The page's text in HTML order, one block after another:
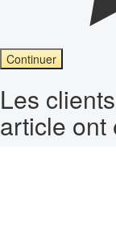
Continuer
Les
article ont